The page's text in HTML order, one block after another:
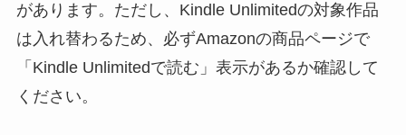
があります。ただし、Kindle Unlimitedの対象作品
は入れ替わるため、必ずAmazonの商品ページで
「Kindle Unlimitedで読む」表示があるか確認して
ください。